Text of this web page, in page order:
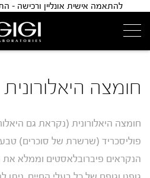
להתאמה אישית אונליין ורכישה - התקשרי
חומצה היאלורונית
חומצה היאלורונית (נקראת גם
פוליסכריד (שרשרת של סוכרים)
הנקראים פיברובלאסטים וממלא